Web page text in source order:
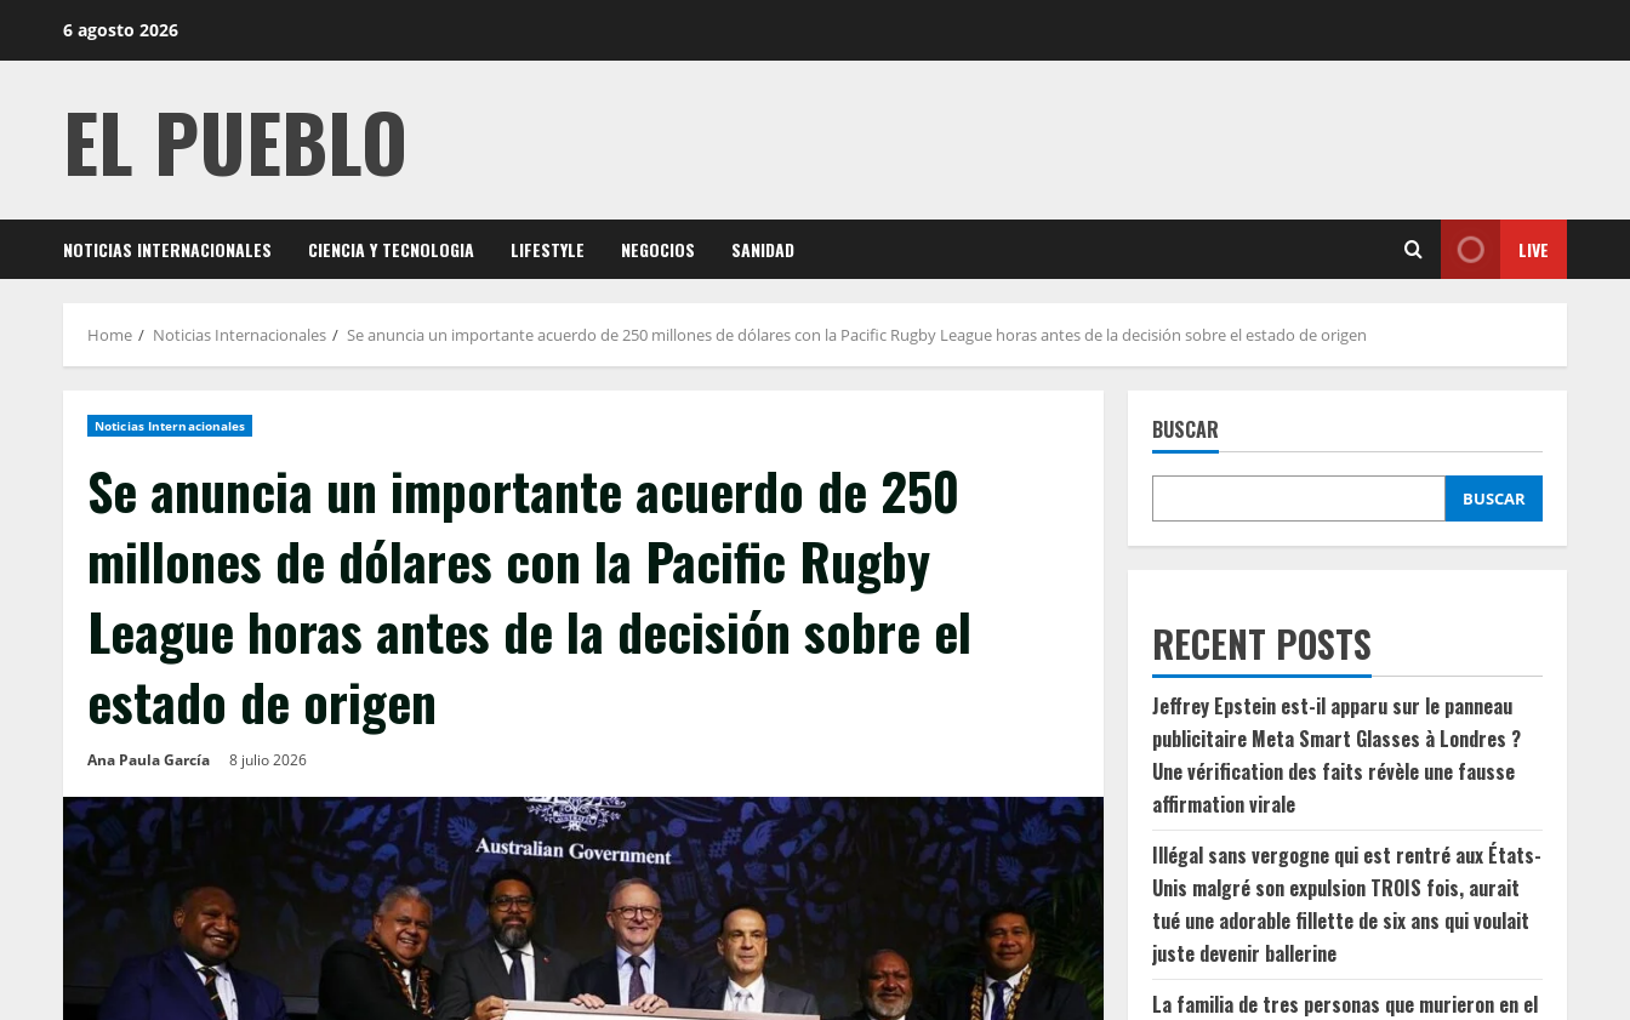
6 agosto 2026
EL PUEBLO
NOTICIAS INTERNACIONALES CIENCIA Y TECNOLOGIA LIFESTYLE NEGOCIOS SANIDAD LIVE
Home Noticias Internacionales Se anuncia un importante acuerdo de 250 millones de dólares con la Pacific Rugby League horas antes de la decisión sobre el estado de origen
Noticias Internacionales
Se anuncia un importante acuerdo de 250
millones de dólares con la Pacific Rugby
League horas antes de la decisión sobre el
estado de origen
Ana Paula García 8 julio 2026
BUSCAR
BUSCAR
RECENT POSTS
Jeffrey Epstein est-il apparu sur le panneau
publicitaire Meta Smart Glasses à Londres ?
Une vérification des faits révèle une fausse
affirmation virale
Illégal sans vergogne qui est rentré aux États-
Unis malgré son expulsion TROIS fois, aurait
tué une adorable fillette de six ans qui voulait
juste devenir ballerine
La familia de tres personas que murieron en el